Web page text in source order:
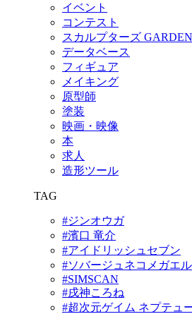
イベント
コンテスト
スカルプターズ GARDEN
データベース
フィギュア
メイキング
原型師
塗装
映画・映像
本
求人
造形ツール
TAG
#ジンオウガ
#濱口 竜介
#アイドリッシュセブン
#ソバージュネコメガエル
#SIMSCAN
#戌神ころね
#超次元ゲイム ネプテュ